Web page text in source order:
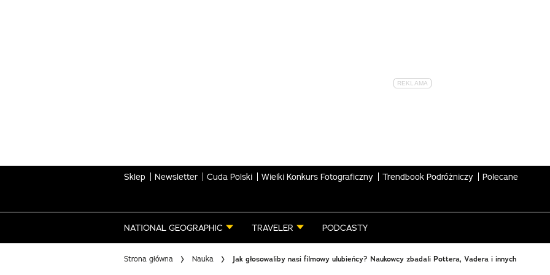
Sklep Newsletter Cuda Polski Wielki Konkurs Fotograficzny Trendbook Podróżniczy Polecane
NATIONAL GEOGRAPHIC TRAVELER PODCASTY
Strona główna Nauka Jak głosowaliby nasi filmowy ulubieńcy? Naukowcy zbadali Pottera, Vadera i innych